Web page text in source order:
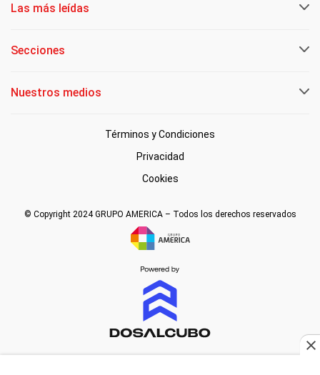
Las más leídas
Secciones
Nuestros medios
Términos y Condiciones
Privacidad
Cookies
© Copyright 2024 GRUPO AMERICA – Todos los derechos reservados